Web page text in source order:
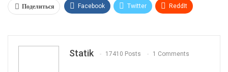
Поделиться Facebook Twitter ReddIt
Statik 17410 Posts 1 Comments